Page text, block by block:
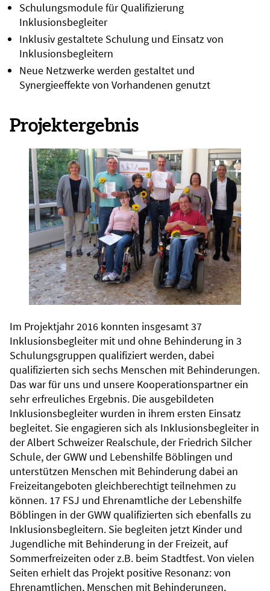
Schulungsmodule für Qualifizierung
Inklusionsbegleiter
Inklusiv gestaltete Schulung und Einsatz von
Inklusionsbegleitern
Neue Netzwerke werden gestaltet und
Synergieeffekte von Vorhandenen genutzt
Projektergebnis
Im Projektjahr 2016 konnten insgesamt 37
Inklusionsbegleiter mit und ohne Behinderung in 3
Schulungsgruppen qualifiziert werden, dabei
qualifizierten sich sechs Menschen mit Behinderungen.
Das war für uns und unsere Kooperationspartner ein
sehr erfreuliches Ergebnis. Die ausgebildeten
Inklusionsbegleiter wurden in ihrem ersten Einsatz
begleitet. Sie engagieren sich als Inklusionsbegleiter in
der Albert Schweizer Realschule, der Friedrich Silcher
Schule, der GWW und Lebenshilfe Böblingen und
unterstützen Menschen mit Behinderung dabei an
Freizeitangeboten gleichberechtigt teilnehmen zu
können. 17 FSJ und Ehrenamtliche der Lebenshilfe
Böblingen in der GWW qualifizierten sich ebenfalls zu
Inklusionsbegleitern. Sie begleiten jetzt Kinder und
Jugendliche mit Behinderung in der Freizeit, auf
Sommerfreizeiten oder z.B. beim Stadtfest. Von vielen
Seiten erhielt das Projekt positive Resonanz: von
Ehrenamtlichen, Menschen mit Behinderungen,